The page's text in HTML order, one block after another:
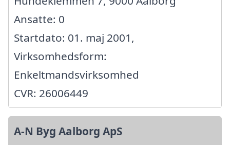
Ansatte: 0
Startdato: 01. maj 2001,
Virksomhedsform:
Enkeltmandsvirksomhed
CVR: 26006449
A-N Byg Aalborg ApS